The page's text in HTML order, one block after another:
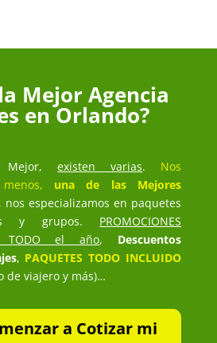
Mejor Agencia
en Orlando?
Mejor,existen varias. Nos
una de las Mejores
nos especializamos en paquetes
y grupos. PROMOCIONES
TODO el año, Descuentos
, PAQUETES TODO INCLUIDO
de viajero y más)…
a Cotizar mi